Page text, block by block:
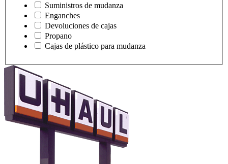
Suministros de mudanza
Enganches
Devoluciones de cajas
Propano
Cajas de plástico para mudanza